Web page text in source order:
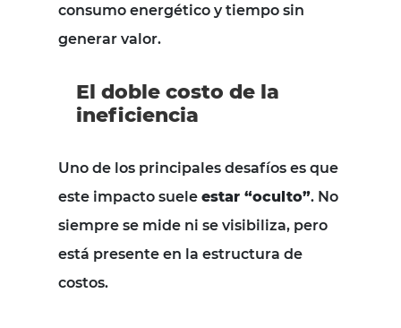
consumo energético y tiempo sin
generar valor.
El doble costo de la
ineficiencia
Uno de los principales desafíos es que
este impacto suele estar “oculto”. No
siempre se mide ni se visibiliza, pero
está presente en la estructura de
costos.